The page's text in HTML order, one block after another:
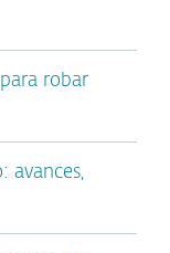
robar
avances,